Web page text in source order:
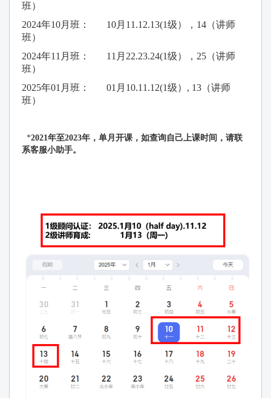
班）
2024年10月班： 10月11.12.13(1级），14（讲师
班）
2024年11月班： 11月22.23.24(1级），25（讲师
班）
2025年01月班： 01月10.11.12(1级）, 13（讲师
班）
*2021年至2023年，单月开课，如查询自己上课时间，请联
系客服小助手。